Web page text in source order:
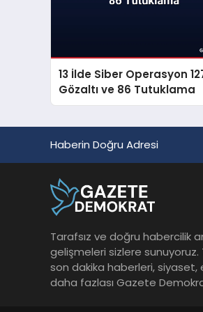
13 İlde Siber Operasyon
Gözaltı ve 86 Tutuklama
Haberin Doğru Adresi
Tarafsız ve doğru habercilik
gelişmeleri sizlere
son dakika haberleri, siyaset,
daha fazlası Gazete